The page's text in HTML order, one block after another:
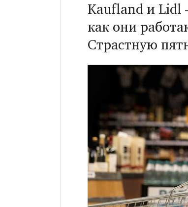
Kaufland и Lidl
как они
Страстную